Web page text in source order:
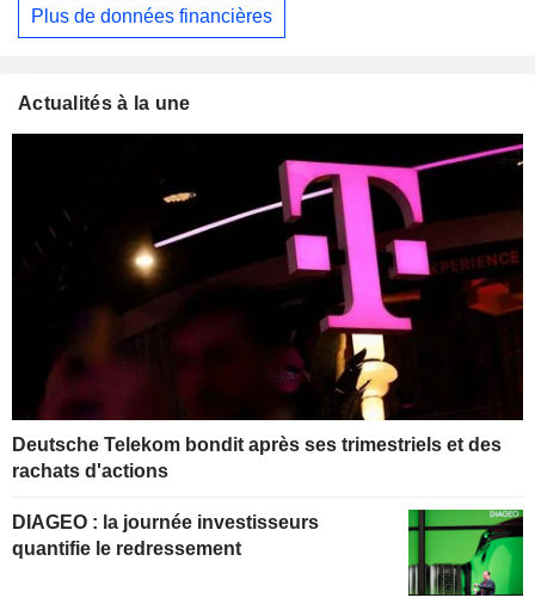
Plus de données financières
Actualités à la une
Deutsche Telekom bondit après ses trimestriels et des
rachats d'actions
DIAGEO : la journée investisseurs
quantifie le redressement